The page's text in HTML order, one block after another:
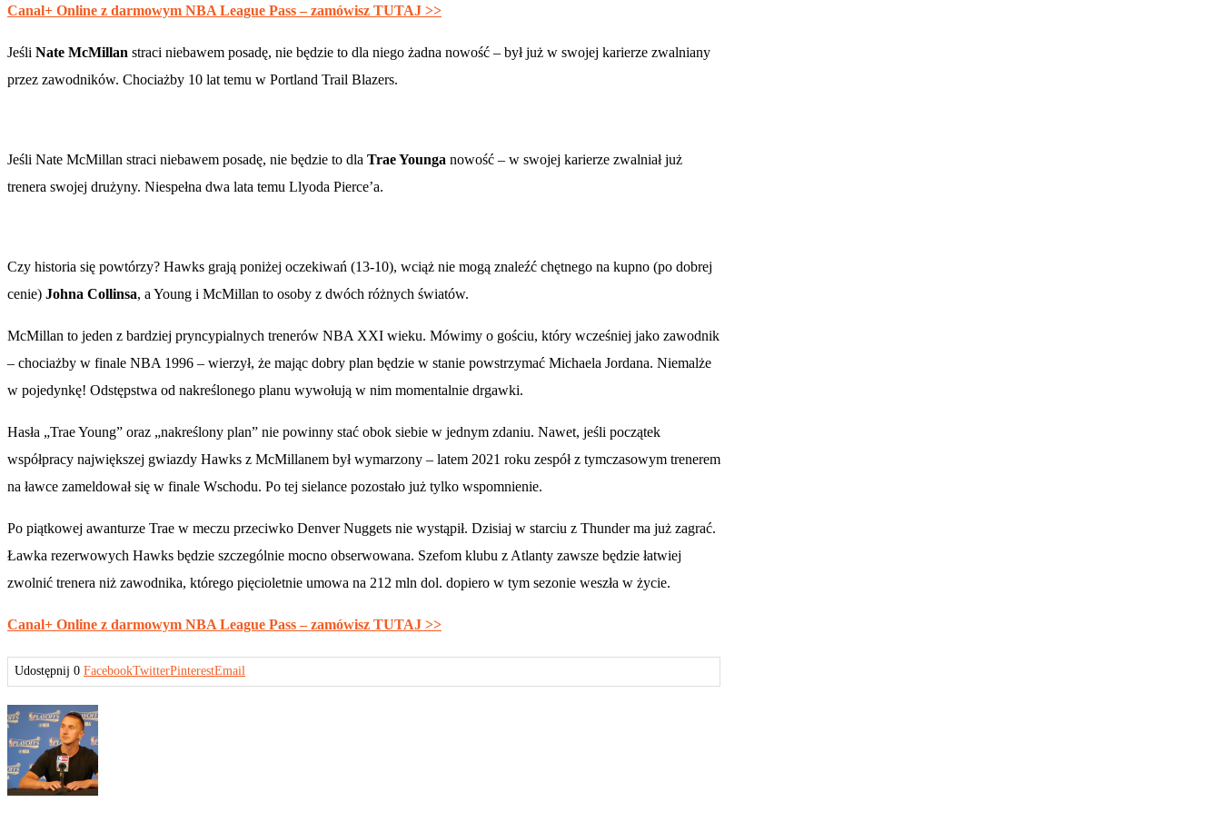
Canal+ Online z darmowym NBA League Pass – zamówisz TUTAJ >>
Jeśli Nate McMillan straci niebawem posadę, nie będzie to dla niego żadna nowość – był już w swojej karierze zwalniany
przez zawodników. Chociażby 10 lat temu w Portland Trail Blazers.
Jeśli Nate McMillan straci niebawem posadę, nie będzie to dla Trae Younga nowość – w swojej karierze zwalniał już
trenera swojej drużyny. Niespełna dwa lata temu Llyoda Pierce’a.
Czy historia się powtórzy? Hawks grają poniżej oczekiwań (13-10), wciąż nie mogą znaleźć chętnego na kupno (po dobrej
cenie) Johna Collinsa, a Young i McMillan to osoby z dwóch różnych światów.
McMillan to jeden z bardziej pryncypialnych trenerów NBA XXI wieku. Mówimy o gościu, który wcześniej jako zawodnik
– chociażby w finale NBA 1996 – wierzył, że mając dobry plan będzie w stanie powstrzymać Michaela Jordana. Niemalże
w pojedynkę! Odstępstwa od nakreślonego planu wywołują w nim momentalnie drgawki.
Hasła „Trae Young” oraz „nakreślony plan” nie powinny stać obok siebie w jednym zdaniu. Nawet, jeśli początek
współpracy największej gwiazdy Hawks z McMillanem był wymarzony – latem 2021 roku zespół z tymczasowym trenerem
na ławce zameldował się w finale Wschodu. Po tej sielance pozostało już tylko wspomnienie.
Po piątkowej awanturze Trae w meczu przeciwko Denver Nuggets nie wystąpił. Dzisiaj w starciu z Thunder ma już zagrać.
Ławka rezerwowych Hawks będzie szczególnie mocno obserwowana. Szefom klubu z Atlanty zawsze będzie łatwiej
zwolnić trenera niż zawodnika, którego pięcioletnie umowa na 212 mln dol. dopiero w tym sezonie weszła w życie.
Canal+ Online z darmowym NBA League Pass – zamówisz TUTAJ >>
Udostępnij 0 FacebookTwitterPinterestEmail